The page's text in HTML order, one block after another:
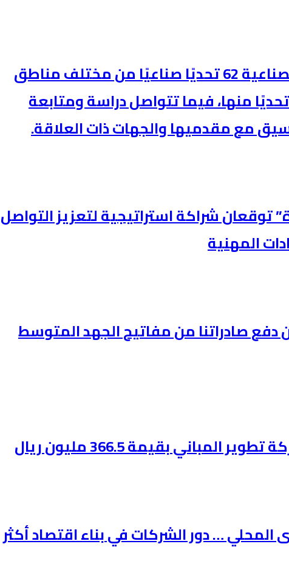
رصدت #اللجنةالوطنيةالصناعية 62 تحديًا صناعيًا من مختلف مناطق
وتم إغلاق 41 تحديًا منها، فيما تتواصل دراسة ومتابعة
مع مقدميها والجهات ذات العلاقة.
توقعان شراكة استراتيجية لتعزيز التواصل
المهنية
دفع صادراتنا من مفاتيح الجهد المتوسط
بقيمة 366.5 مليون ريال
المحلي … دور الشركات في بناء اقتصاد أكثر